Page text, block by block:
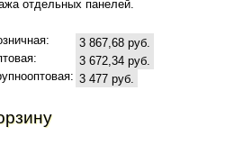
отдельных панелей.
3 867,68 руб.
3 672,34 руб.
3 477 руб.